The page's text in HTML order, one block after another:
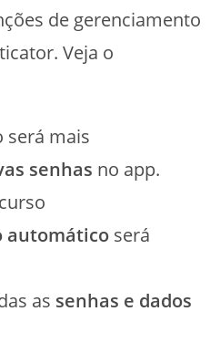
de gerenciamento
Veja o
será mais
senhas no app.
automático será
as senhas e dados